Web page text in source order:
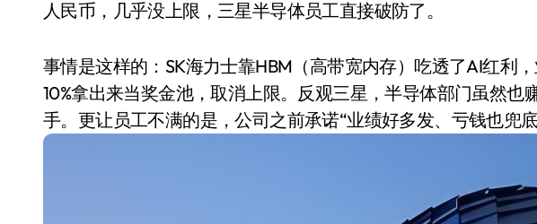
从“卖电视”到“定规则”：海信拿下RGB-Mini LED全球话语
对不起胖东来，我先不学了——永辉的“休克疗法”宣告暂停
长鑫上市只是开胃菜：合肥正在下一盘你看不懂的大棋
人民币，几乎没上限，三星半导体员工直接破防了。
事情是这样的：SK海力士靠HBM（高带宽内存）吃透了AI红利
10%拿出来当奖金池，取消上限。反观三星，半导体部门虽然也
手。更让员工不满的是，公司之前承诺“业绩好多发、亏钱也兜底